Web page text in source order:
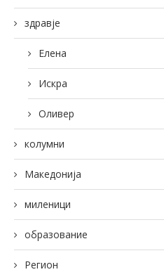
здравје
Елена
Искра
Оливер
колумни
Македонија
миленици
образование
Регион